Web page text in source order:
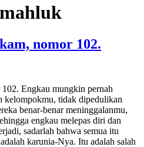
mahluk
nomor 102.
Engkau mungkin pernah
kelompokmu, tidak dipedulikan
benar-benar meninggalanmu,
engkau melepas diri dan
sadarlah bahwa semua itu
karunia-Nya. Itu adalah salah